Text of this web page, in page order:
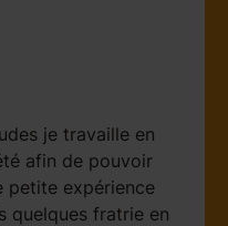
je travaille en
afin de pouvoir
petite expérience
quelques fratrie en